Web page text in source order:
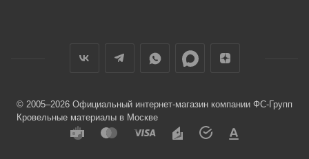
© 2005–2026 Официальный интернет-магазин компании ФС-Групп
Кровельные материалы в Москве